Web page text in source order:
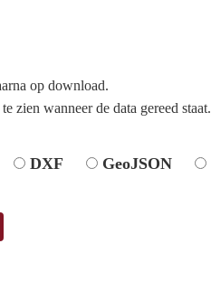
op download.
zien wanneer de data gereed staat.
DXF GeoJSON